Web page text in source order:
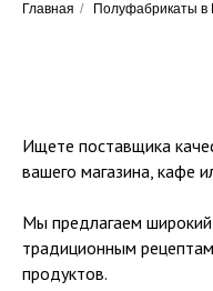
Главная / Полуфабрикаты в
Ищете поставщика
вашего магазина, кафе
Мы предлагаем
традиционным
продуктов.